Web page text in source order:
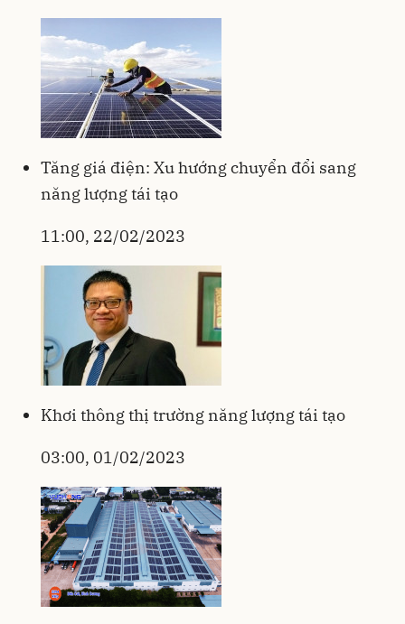
Tăng giá điện: Xu hướng chuyển đổi sang
năng lượng tái tạo
11:00, 22/02/2023
Khơi thông thị trường năng lượng tái tạo
03:00, 01/02/2023